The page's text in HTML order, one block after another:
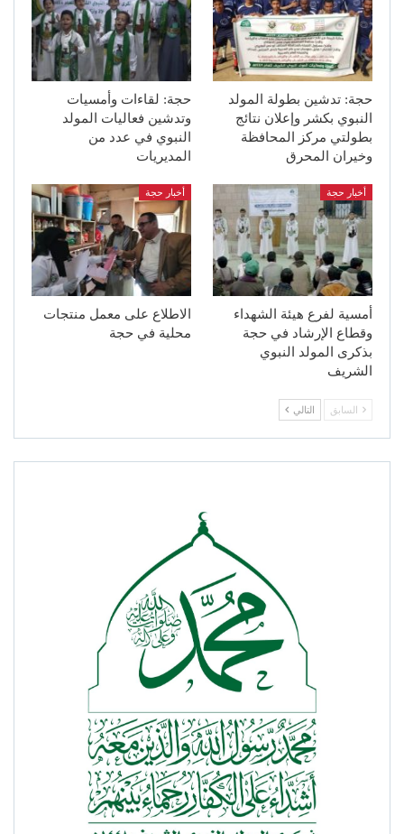
حجة: تدشين بطولة المولد
النبوي بكشر وإعلان نتائج
بطولتي مركز المحافظة
وخيران المحرق
حجة: لقاءات وأمسيات
وتدشين فعاليات المولد
النبوي في عدد من
المديريات
أخبار حجة
أمسية لفرع هيئة الشهداء
وقطاع الإرشاد في حجة
بذكرى المولد النبوي
الشريف
أخبار حجة
الاطلاع على معمل منتجات
محلية في حجة
السابق التالي